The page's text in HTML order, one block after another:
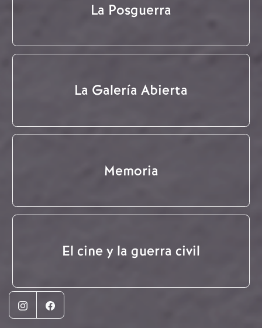
La Posguerra
La Galería Abierta
Memoria
El cine y la guerra civil
InstagramFacebook